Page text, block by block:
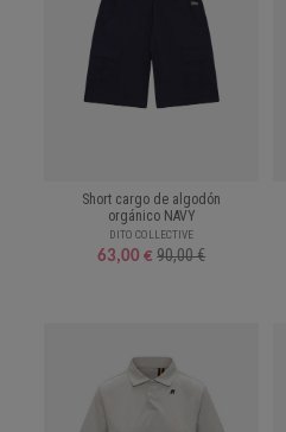
Short cargo de algodón
orgánico NAVY
DITO COLLECTIVE
63,00 € 90,00 €